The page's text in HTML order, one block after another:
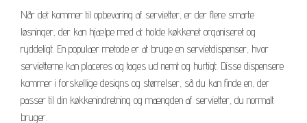
Når det kommer til opbevaring af servietter, er der flere smarte
løsninger, der kan hjælpe med at holde køkkenet organiseret og
ryddeligt. En populær metode er at bruge en servietdispenser, hvor
servietterne kan placeres og tages ud nemt og hurtigt. Disse dispensere
kommer i forskellige designs og størrelser, så du kan finde en, der
passer til din køkkenindretning og mængden af servietter, du normalt
bruger.